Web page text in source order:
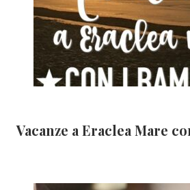
Vacanze a Eraclea Mare